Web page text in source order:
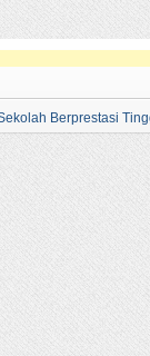
Berprestasi